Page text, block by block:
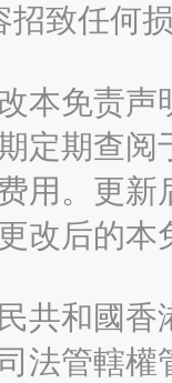
招致任何
本免责
定期查
用。更
改后的本
共和國
法管轄權